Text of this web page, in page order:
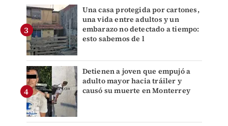
Una casa protegida por cartones,
una vida entre adultos y un
embarazo no detectado a tiempo:
esto sabemos de l
Detienen a joven que empujó a
adulto mayor hacia tráiler y
causó su muerte en Monterrey